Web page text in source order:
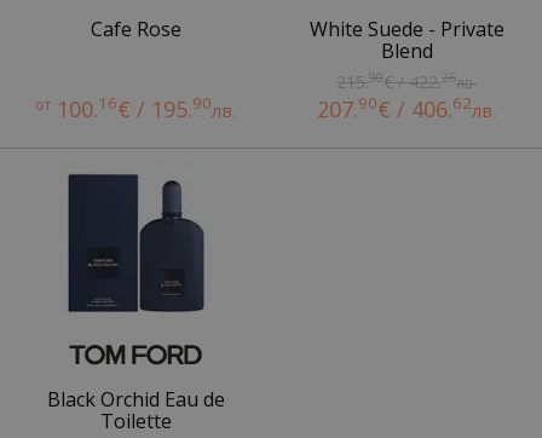
Cafe Rose
от 100.16€ / 195.90лв.
White Suede - Private
Blend
215.90€ / 422.26лв.
207.90€ / 406.62лв.
Black Orchid Eau de
Toilette